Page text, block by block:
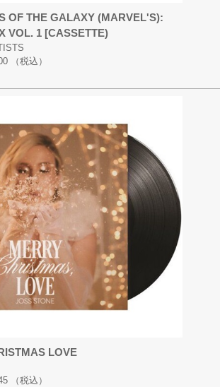
OF THE GALAXY (MARVEL'S):
VOL. 1 [CASSETTE)
（税込）
LOVE
（税込）